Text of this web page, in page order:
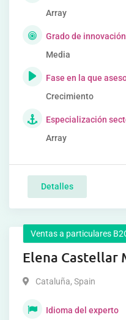
Array
Grado de
Media
Fase en la que
Crecimiento
Especialización
Array
Detalles
Ventas a particulares
Elena Castellar
Cataluña, Spain
Idioma del experto